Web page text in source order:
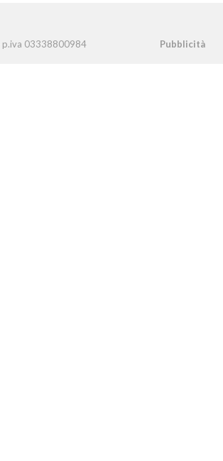
03338800984 Pubblicità